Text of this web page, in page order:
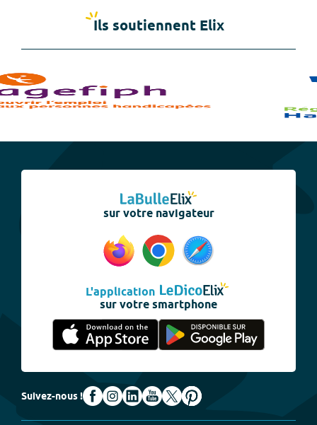
Ils soutiennent Elix
sur votre navigateur
L'application
sur votre smartphone
Suivez-nous !